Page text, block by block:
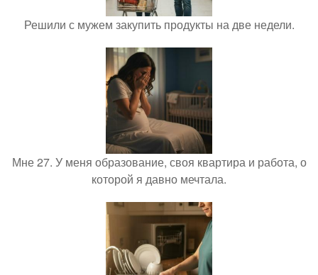
Решили с мужем закупить продукты на две недели.
Мне 27. У меня образование, своя квартира и работа, о
которой я давно мечтала.